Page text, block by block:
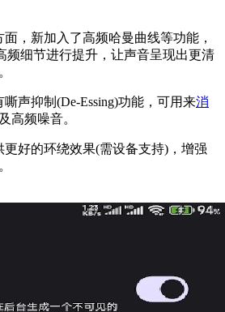
新加入了高频哈曼曲线等功能，
频细节进行提升，让声音呈现出更清
抑制(De-Essing)功能，可用来消
高频噪音。
好的环绕效果(需设备支持)，增强